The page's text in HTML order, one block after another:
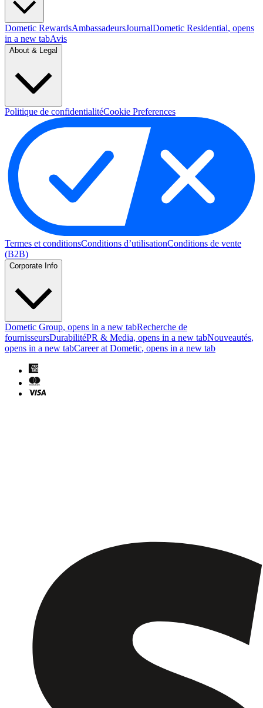
Dometic RewardsAmbassadeursJournalDometic Residential, opens
in a new tabAvis
About & Legal
Politique de confidentialitéCookie Preferences
Termes et conditionsConditions d’utilisationConditions de vente
(B2B)
Corporate Info
Dometic Group, opens in a new tabRecherche de
fournisseursDurabilitéPR & Media, opens in a new tabNouveautés,
opens in a new tabCareer at Dometic, opens in a new tab